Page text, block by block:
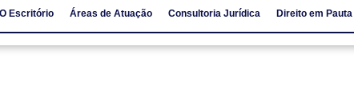
O Escritório Áreas de Atuação Consultoria Jurídica Direito em Pauta